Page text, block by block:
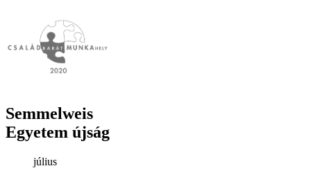
Semmelweis
Egyetem újság
július